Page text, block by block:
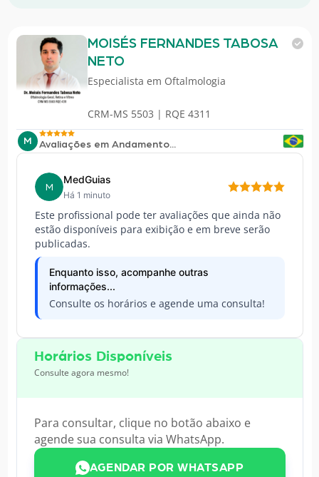
MOISÉS FERNANDES TABOSA
NETO
Especialista em Oftalmologia
CRM-MS 5503 | RQE 4311
M Avaliações em Andamento...
M
MedGuias
Há 1 minuto
Este profissional pode ter avaliações que ainda não
estão disponíveis para exibição e em breve serão
publicadas.
Enquanto isso, acompanhe outras
informações...
Consulte os horários e agende uma consulta!
Horários Disponíveis
Consulte agora mesmo!
Para consultar, clique no botão abaixo e
agende sua consulta via WhatsApp.
AGENDAR POR WHATSAPP